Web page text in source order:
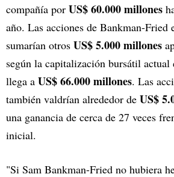
compañía por US$ 60.000 millones
año. Las acciones de Bankman-Fried
sumarían otros US$ 5.000 millones
según la capitalización bursátil actual
llega a US$ 66.000 millones. Las
también valdrían alrededor de US$
una ganancia de cerca de 27 veces
inicial.
"Si Sam Bankman-Fried no hubiera